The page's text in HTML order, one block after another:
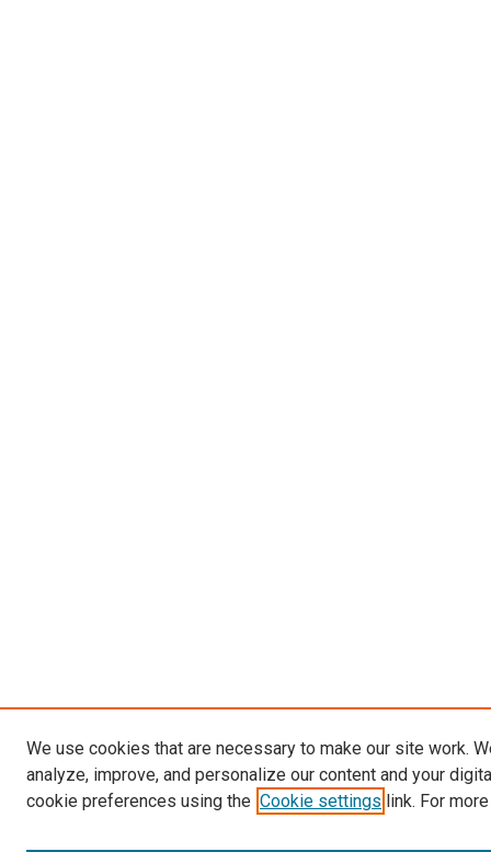
We use cookies that are necessary to make our site work.
analyze, improve, and personalize our content and your
cookie preferences using the Cookie settings link. For